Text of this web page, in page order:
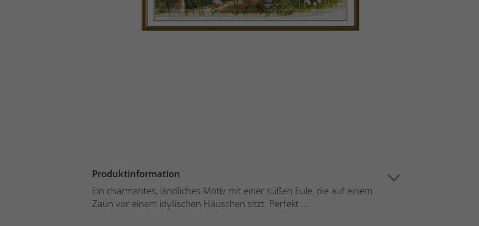
Produktinformation
Ein charmantes, ländliches Motiv mit einer süßen Eule, die auf einem
Zaun vor einem idyllischen Häuschen sitzt. Perfekt ...